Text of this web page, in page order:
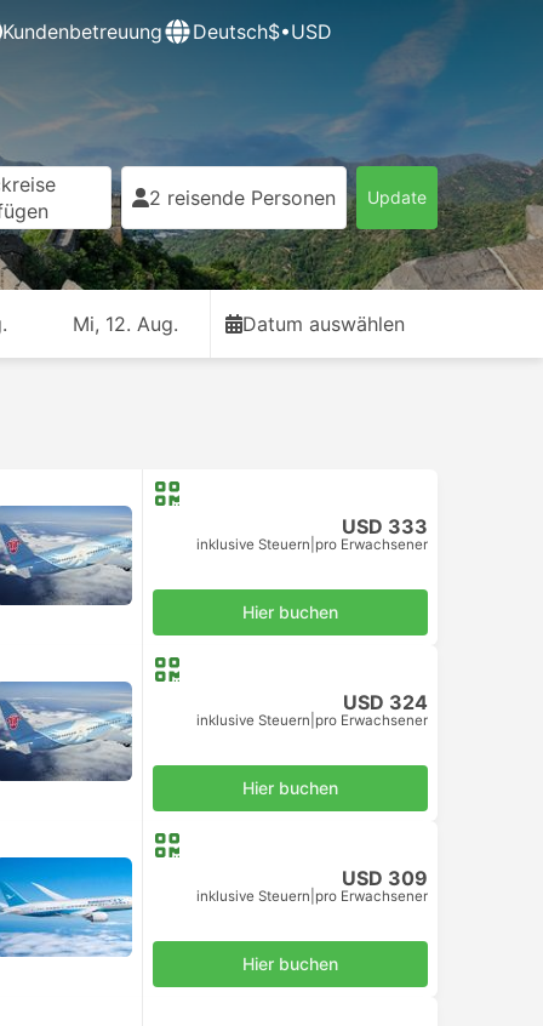
Kundenbetreuung Deutsch$•USD
2 reisende Personen Update
Mi, 12. Aug. Datum auswählen
USD 333
inklusive Steuern pro Erwachsener
Hier buchen
USD 324
inklusive Steuern pro Erwachsener
Hier buchen
USD 309
inklusive Steuern pro Erwachsener
Hier buchen